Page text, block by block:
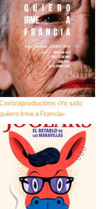
«Yo solo
irme a Francia»